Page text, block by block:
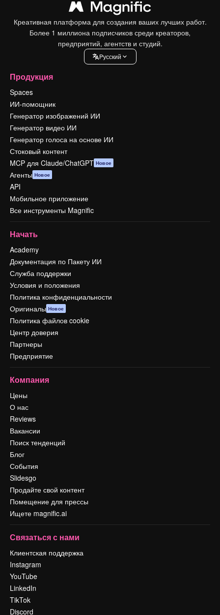
Креативная платформа для создания ваших лучших работ.
Более 1 миллиона подписчиков среди креаторов,
предприятий, агентств и студий.
Pусский
Продукция
Spaces
ИИ-помощник
Генератор изображений ИИ
Генератор видео ИИ
Генератор голоса на основе ИИ
Стоковый контент
MCP для Claude/ChatGPT Новое
Агенты Новое
API
Мобильное приложение
Все инструменты Magnific
Начать
Academy
Документация по Пакету ИИ
Служба поддержки
Условия и положения
Политика конфиденциальности
Оригиналы Новое
Политика файлов cookie
Центр доверия
Партнеры
Предприятие
Компания
Цены
О нас
Reviews
Вакансии
Поиск тенденций
Блог
События
Slidesgo
Продайте свой контент
Помещение для прессы
Ищете magnific.ai
Связаться с нами
Клиентская поддержка
Instagram
YouTube
LinkedIn
TikTok
Discord